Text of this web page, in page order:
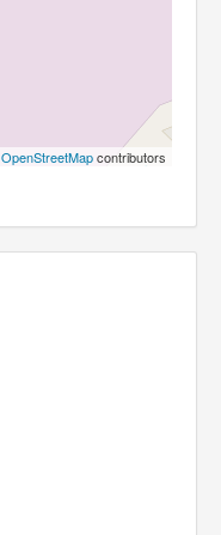
OpenStreetMapcontributors